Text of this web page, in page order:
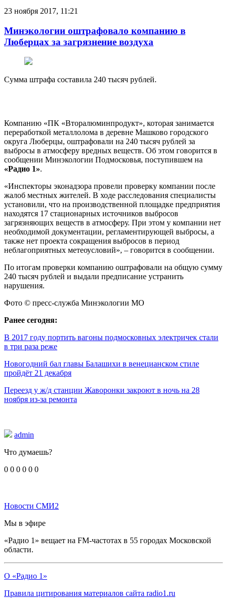
23 ноября 2017, 11:21
Минэкологии оштрафовало компанию в
Люберцах за загрязнение воздуха
Сумма штрафа составила 240 тысяч рублей.
Компанию «ПК «Вторалюминпродукт», которая занимается
переработкой металлолома в деревне Машково городского
округа Люберцы, оштрафовали на 240 тысяч рублей за
выбросы в атмосферу вредных веществ. Об этом говорится в
сообщении Минэкологии Подмосковья, поступившем на
«Радио 1».
«Инспекторы эконадзора провели проверку компании после
жалоб местных жителей. В ходе расследования специалисты
установили, что на производственной площадке предприятия
находятся 17 стационарных источников выбросов
загрязняющих веществ в атмосферу. При этом у компании нет
необходимой документации, регламентирующей выбросы, а
также нет проекта сокращения выбросов в период
неблагоприятных метеоусловий», – говорится в сообщении.
По итогам проверки компанию оштрафовали на общую сумму
240 тысяч рублей и выдали предписание устранить
нарушения.
Фото © пресс-служба Минэкологии МО
Ранее сегодня:
В 2017 году портить вагоны подмосковных электричек стали
в три раза реже
Новогодний бал главы Балашихи в венецианском стиле
пройдёт 21 декабря
Переезд у ж/д станции Жаворонки закроют в ночь на 28
ноября из-за ремонта
admin
Что думаешь?
0 0 0 0 0 0
Новости СМИ2
Мы в эфире
«Радио 1» вещает на FM-частотах в 55 городах Московской
области.
О «Радио 1»
Правила цитирования материалов сайта radio1.ru